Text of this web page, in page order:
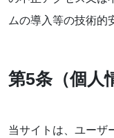
ムの導入等の技術的
第5条（個人
当サイトは、ユーザ